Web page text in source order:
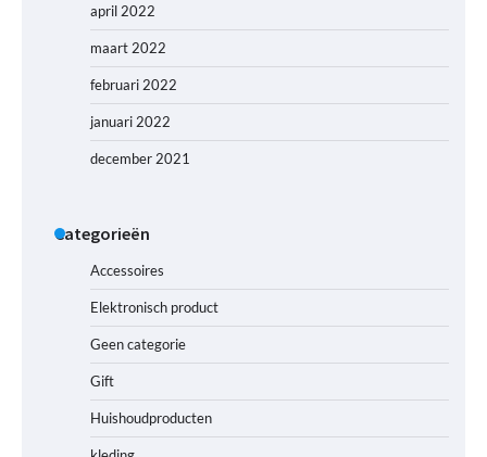
april 2022
maart 2022
februari 2022
januari 2022
december 2021
Categorieën
Accessoires
Elektronisch product
Geen categorie
Gift
Huishoudproducten